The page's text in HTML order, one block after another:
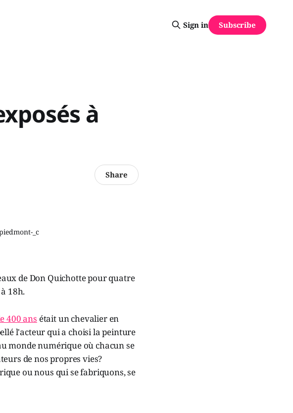
Sign in Subscribe
à
Share
_c
de Don Quichotte pour quatre
18h.
400 ans était un chevalier en
l'acteur qui a choisi la peinture
monde numérique où chacun se
de nos propres vies?
ou nous qui se fabriquons, se